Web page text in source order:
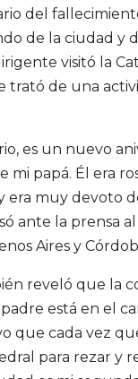
del
de la ciudad y
visitó la
trató de una
es un nuevo
mi papá. Él era
era muy devoto
ante la prensa
Aires y
reveló que la
padre está en el
que cada vez
para rezar y